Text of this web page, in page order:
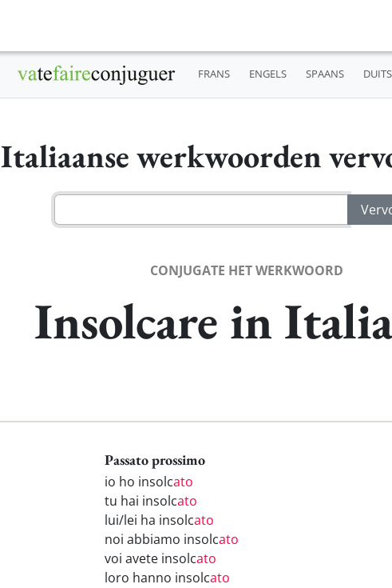
FRANS ENGELS SPAANS
Italiaanse werkwoorden
CONJUGATE HET WERKWOORD
Insolcare in
Passato prossimo
io ho insolcato
tu hai insolcato
lui/lei ha insolcato
noi abbiamo insolcato
voi avete insolcato
loro hanno insolcato